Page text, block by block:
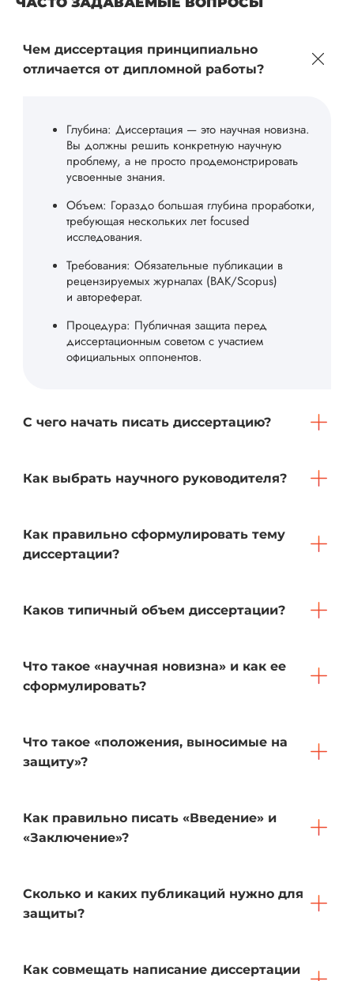
Чем диссертация принципиально
отличается от дипломной работы?
Глубина: Диссертация — это научная новизна.
Вы должны решить конкретную научную
проблему, а не просто продемонстрировать
усвоенные знания.
Объем: Гораздо большая глубина проработки,
требующая нескольких лет focused
исследования.
Требования: Обязательные публикации в
рецензируемых журналах (ВАК/Scopus)
и автореферат.
Процедура: Публичная защита перед
диссертационным советом с участием
официальных оппонентов.
С чего начать писать диссертацию?
Как выбрать научного руководителя?
Как правильно сформулировать тему
диссертации?
Каков типичный объем диссертации?
Что такое «научная новизна» и как ее
сформулировать?
Что такое «положения, выносимые на
защиту»?
Как правильно писать «Введение» и
«Заключение»?
Сколько и каких публикаций нужно для
защиты?
Как совмещать написание диссертации